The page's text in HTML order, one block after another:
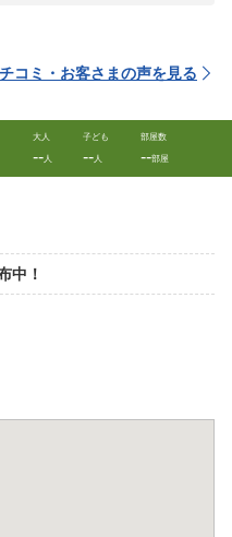
コミ・お客さまの声を見る
大人
--人
子ども
--人
部屋数
--部屋
中！